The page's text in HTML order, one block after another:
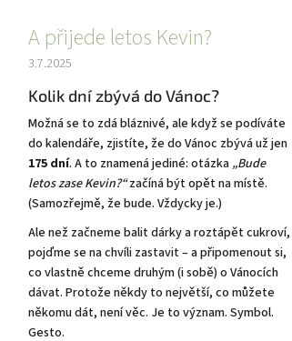
A přijede letos Kevin?
3.7.2025
Kolik dní zbývá do Vánoc?
Možná se to zdá bláznivé, ale když se podíváte
do kalendáře, zjistíte, že do Vánoc zbývá už jen
175 dní. A to znamená jediné: otázka „Bude
letos zase Kevin?“začíná být opět na místě.
(Samozřejmě, že bude. Vždycky je.)
Ale než začneme balit dárky a roztápět cukroví,
pojďme se na chvíli zastavit – a připomenout si,
co vlastně chceme druhým (i sobě) o Vánocích
dávat. Protože někdy to největší, co můžete
někomu dát, není věc. Je to význam. Symbol.
Gesto.